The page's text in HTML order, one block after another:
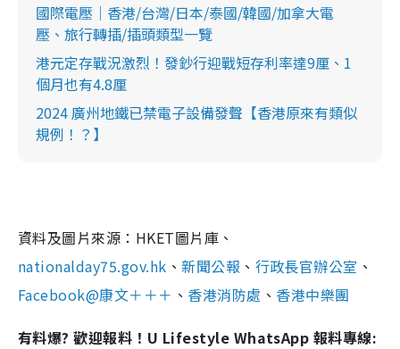
國際電壓｜香港/台灣/日本/泰國/韓國/加拿大電
壓、旅行轉插/插頭類型一覽
港元定存戰況激烈！發鈔行迎戰短存利率達9厘、1
個月也有4.8厘
2024 廣州地鐵已禁電子設備發聲【香港原來有類似
規例！？】
資料及圖片來源：HKET圖片庫、
nationalday75.gov.hk 、新聞公報 、 行政長官辦公室 、
Facebook@康文＋＋＋ 、 香港消防處 、 香港中樂團
有料爆? 歡迎報料！U Lifestyle WhatsApp 報料專線: